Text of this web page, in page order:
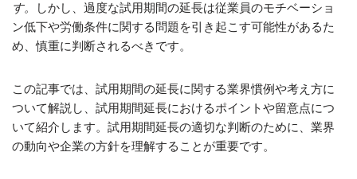
す。
しかし、過度な試用期間の延長は従業員のモチベーショ
ン低下や労働条件に関する問題を引き起こす可能性があるた
め、慎重に判断されるべきです。
この記事では、試用期間の延長に関する業界慣例や考え方に
ついて解説し、試用期間延長におけるポイントや留意点につ
いて紹介します。試用期間延長の適切な判断のために、業界
の動向や企業の方針を理解することが重要です。